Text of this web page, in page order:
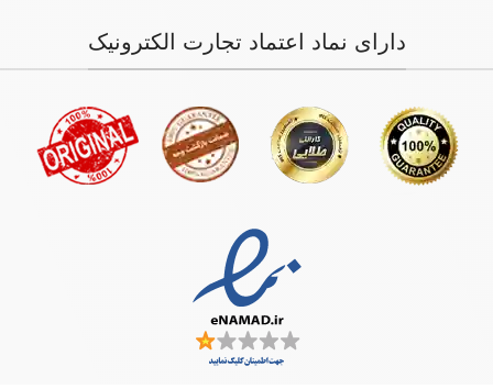
دارای نماد اعتماد تجارت الکترونیک